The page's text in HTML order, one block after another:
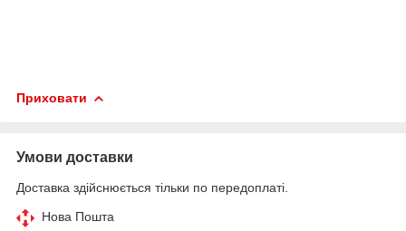
Приховати
Умови доставки
Доставка здійснюється тільки по передоплаті.
Нова Пошта